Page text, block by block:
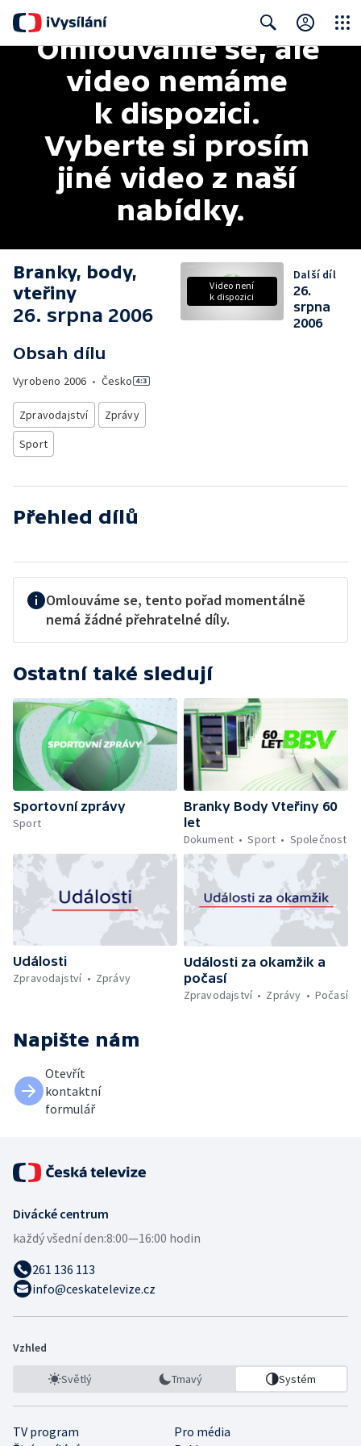
Search
Omlouváme se, ale
video nemáme
k dispozici.
Vyberte si prosím
jiné video z naší
nabídky.
Branky, body,
vteřiny
26. srpna 2006
Obsah dílu
Vyrobeno 2006 • Česko
Zpravodajství
Zprávy
Sport
Video není
k dispozici
Další díl
26.
srpna
2006
Přehled dílů
Omlouváme se, tento pořad momentálně
nemá žádné přehratelné díly.
Ostatní také sledují
Sportovní zprávy
Sport
Branky Body Vteřiny 60
let
Dokument
Sport Společnost
Události
Zpravodajství
Zprávy
Události za okamžik a
počasí
Zpravodajství
Zprávy Počasí
Napište nám
Otevřít
kontaktní
formulář
Divácké centrum
každý všední den:8:00—16:00 hodin
261 136 113
info@ceskatelevize.cz
Vzhled
Světlý Tmavý Systém
TV program
Pro média